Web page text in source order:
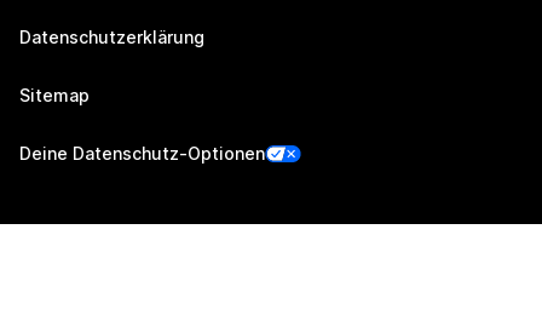
Datenschutzerklärung
Sitemap
Deine Datenschutz-Optionen